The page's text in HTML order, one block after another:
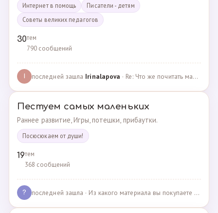
Интернет в помощь
Писатели - детям
Советы великих педагогов
30тем
790 сообщений
последней зашла Irinalapova · Re: Что же почитать маме о правильном воспитании ре? · 23.02.2025
Пестуем самых маленьких
Раннее развитие, Игры, потешки, прибаутки.
Посюсюкаем от души!
19тем
368 сообщений
? последней зашла · Из какого материала вы покупаете одежду для своих д… · 03.05.2025